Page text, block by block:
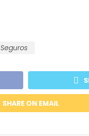
Seguros
SHARE ON EMAIL